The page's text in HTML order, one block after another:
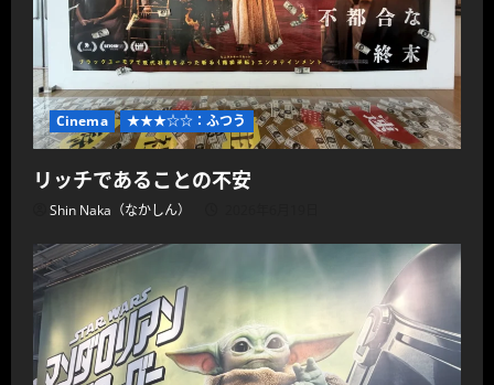
Cinema ★★★☆☆：ふつう
リッチであることの不安
Shin Naka（なかしん）